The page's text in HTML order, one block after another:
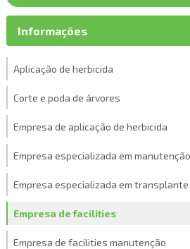
Informações
Aplicação de herbicida
Corte e poda de árvores
Empresa de aplicação de herbicida
Empresa especializada em
Empresa especializada em
Empresa de facilities
Empresa de facilities manutenção